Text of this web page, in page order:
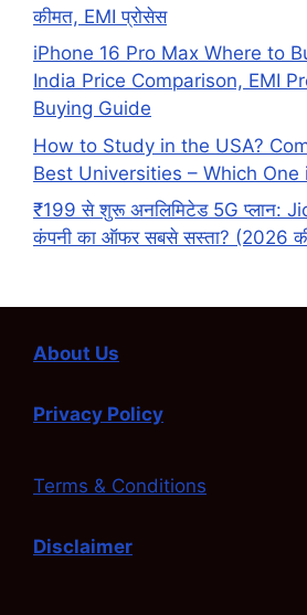
कीमत, EMI प्रोसेस
iPhone 16 Pro Max Where to
India Price Comparison, EMI
Buying Guide
How to Study in the USA?
Best Universities – Which One
₹199 से शुरू अनलिमिटेड 5G प्लान:
कंपनी का ऑफर सबसे सस्ता? (2026
About Us
Privacy Policy
Terms & Conditions
Disclaimer